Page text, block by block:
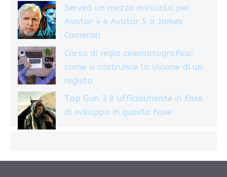
Servirà un mezzo miracolo per
Avatar 4 e Avatar 5 a James
Cameron
Corso di regia cinematografica:
come si costruisce la visione di un
regista
Top Gun 3 è ufficialmente in fase
di sviluppo in questa fase